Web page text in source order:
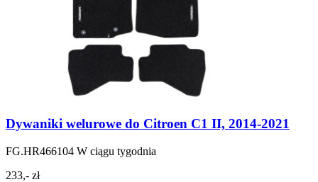
Dywaniki welurowe do Citroen C1 II, 2014-2021
FG.HR466104 W ciągu tygodnia
233,- zł